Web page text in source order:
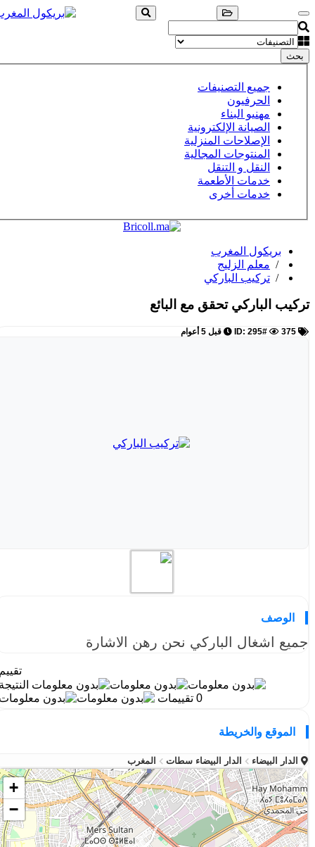
بحث
جميع التصنيفات
الحرفيون
مهنيو البناء
الصيانة الإلكترونية
الإصلاحات المنزلية
المنتوجات المجالية
النقل و التنقل
خدمات الأطعمة
خدمات أخرى
بريكول المغرب
/ معلم الزليج
/ تركيب الباركي
تركيب الباركي تحقق مع البائع
375 قبل 5 أعوام
الوصف
جميع اشغال الباركي نحن رهن الاشارة
0 تقييمات
الموقع والخريطة
الدار البيضاء الدار البيضاء سطات المغرب
+
−